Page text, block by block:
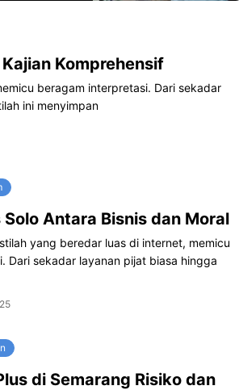
Komprehensif
beragam interpretasi. Dari sekadar
ini menyimpan
Solo Antara Bisnis dan Moral
yang beredar luas di internet, memicu
Dari sekadar layanan pijat biasa hingga
di Semarang Risiko dan